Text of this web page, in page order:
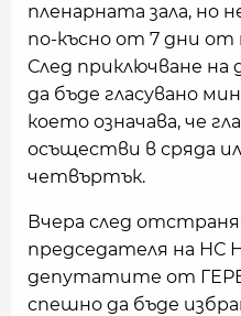
пленарната зала, но
по-късно от 7 дни
След приключване
да бъде гласувано
което означава, че
осъществи в сряда
четвъртък.
Вчера след
председателя на НС
депутатите от ГЕРБ
спешно да бъде